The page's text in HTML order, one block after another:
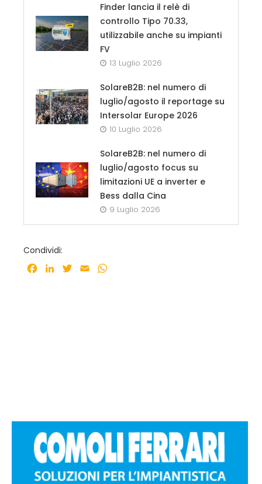
Finder lancia il relè di
controllo Tipo 70.33,
utilizzabile anche su impianti
FV
13 Luglio 2026
SolareB2B: nel numero di
luglio/agosto il reportage su
Intersolar Europe 2026
10 Luglio 2026
SolareB2B: nel numero di
luglio/agosto focus su
limitazioni UE a inverter e
Bess dalla Cina
9 Luglio 2026
Condividi:
Facebook
LinkedInTwitter
Email